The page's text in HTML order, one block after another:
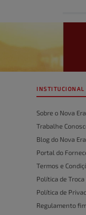
INSTITUCIONAL
Sobre o Nova Era
Trabalhe
Blog do Nova Era
Portal do
Termos e
Política de
Política de
Regulamento